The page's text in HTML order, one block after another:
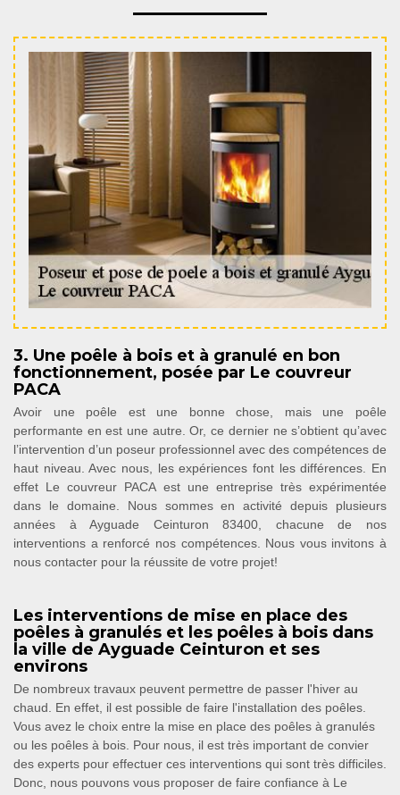
3. Une poêle à bois et à granulé en bon
fonctionnement, posée par Le couvreur
PACA
Avoir une poêle est une bonne chose, mais une poêle
performante en est une autre. Or, ce dernier ne s’obtient qu’avec
l’intervention d’un poseur professionnel avec des compétences de
haut niveau. Avec nous, les expériences font les différences. En
effet Le couvreur PACA est une entreprise très expérimentée
dans le domaine. Nous sommes en activité depuis plusieurs
années à Ayguade Ceinturon 83400, chacune de nos
interventions a renforcé nos compétences. Nous vous invitons à
nous contacter pour la réussite de votre projet!
Les interventions de mise en place des
poêles à granulés et les poêles à bois dans
la ville de Ayguade Ceinturon et ses
environs
De nombreux travaux peuvent permettre de passer l'hiver au
chaud. En effet, il est possible de faire l'installation des poêles.
Vous avez le choix entre la mise en place des poêles à granulés
ou les poêles à bois. Pour nous, il est très important de convier
des experts pour effectuer ces interventions qui sont très difficiles.
Donc, nous pouvons vous proposer de faire confiance à Le